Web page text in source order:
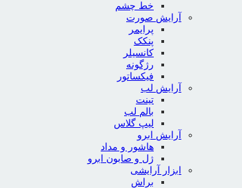
خط چشم
آرایش صورت
پرایمر
پنکک
کانسیلر
رژگونه
فیکساتور
آرایش لب
تینت
بالم لب
لیپ گلاس
آرایش ابرو
هاشور و مداد
ژل و صابون ابرو
ابزار آرایشی
براش